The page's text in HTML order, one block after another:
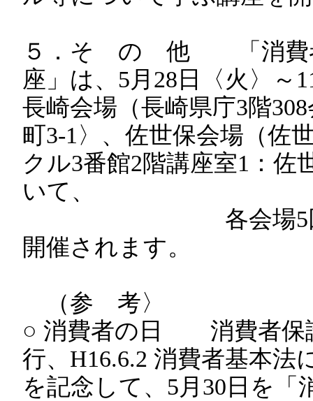
５．そ の 他 「消費
座」は、5月28日〈火〉～
長崎会場（長崎県庁3階
町3-1〉、佐世保会場（佐
クル3番館2階講座室1：佐
いて、
各会場5回の連
開催されます。
（参 考〉
○ 消費者の日 消費者保
行、H16.6.2 消費者基本法
を記念して、5月30日を「